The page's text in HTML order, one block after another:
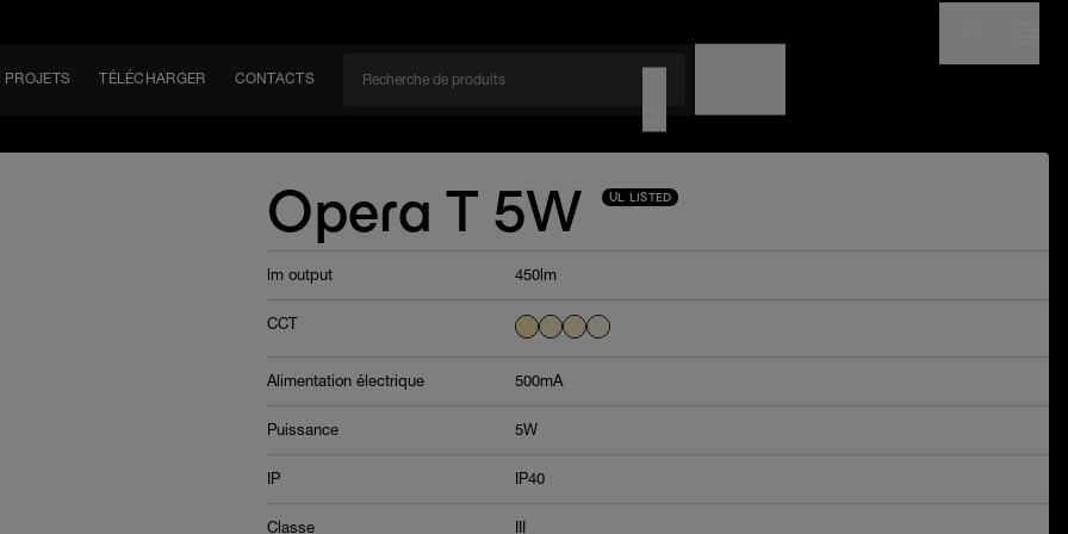
PROJETS TÉLÉCHARGER CONTACTS
NOM
Opera T 5W UL LISTED
lm output 450lm
CCT
Alimentation électrique 500mA
Puissance 5W
IP IP40
Classe